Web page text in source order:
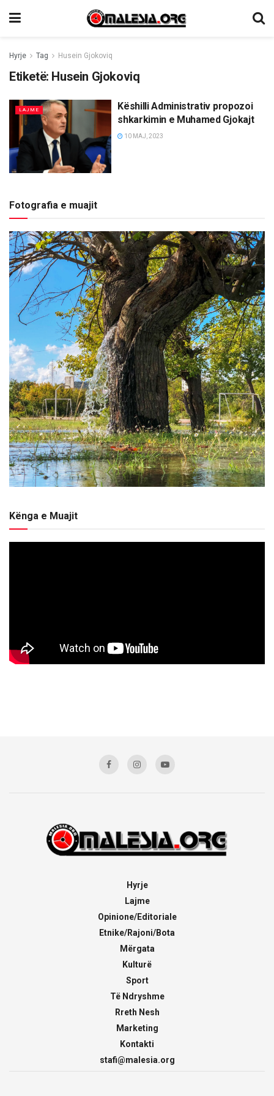
Hyrje Tag Husein Gjokoviq
Etiketë: Husein Gjokoviq
LAJME
Këshilli Administrativ propozoi
shkarkimin e Muhamed Gjokajt
10 MAJ, 2023
Fotografia e muajit
Kënga e Muajit
Hyrje
Lajme
Opinione/Editoriale
Etnike/Rajoni/Bota
Mërgata
Kulturë
Sport
Të Ndryshme
Rreth Nesh
Marketing
Kontakti
stafi@malesia.org